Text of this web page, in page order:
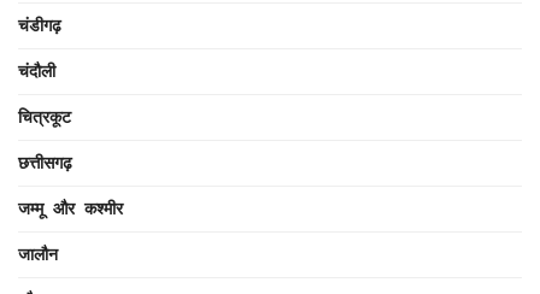
चंडीगढ़
चंदौली
चित्रकूट
छत्तीसगढ़
जम्मू और कश्मीर
जालौन